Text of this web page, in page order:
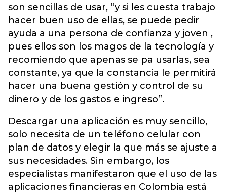
son sencillas de usar, “y si les cuesta trabajo
hacer buen uso de ellas, se puede pedir
ayuda a una persona de confianza y joven ,
pues ellos son los magos de la tecnología y
recomiendo que apenas se pa usarlas, sea
constante, ya que la constancia le permitirá
hacer una buena gestión y control de su
dinero y de los gastos e ingreso”.
Descargar una aplicación es muy sencillo,
solo necesita de un teléfono celular con
plan de datos y elegir la que más se ajuste a
sus necesidades. Sin embargo, los
especialistas manifestaron que el uso de las
aplicaciones financieras en Colombia está